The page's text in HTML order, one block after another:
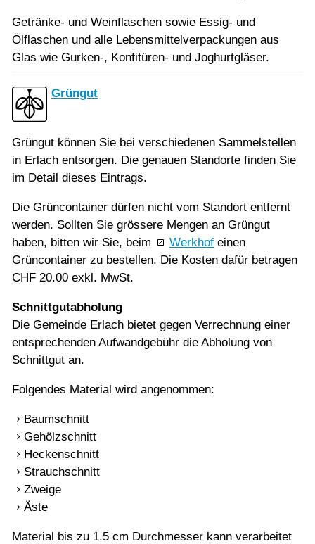
Getränke- und Weinflaschen sowie Essig- und
Ölflaschen und alle Lebensmittelverpackungen aus
Glas wie Gurken-, Konfitüren- und Joghurtgläser.
Grüngut
Grüngut können Sie bei verschiedenen Sammelstellen
in Erlach entsorgen. Die genauen Standorte finden Sie
im Detail dieses Eintrags.
Die Grüncontainer dürfen nicht vom Standort entfernt
werden. Sollten Sie grössere Mengen an Grüngut
haben, bitten wir Sie, beim
Werkhof einen
Grüncontainer zu bestellen. Die Kosten dafür betragen
CHF 20.00 exkl. MwSt.
Schnittgutabholung
Die Gemeinde Erlach bietet gegen Verrechnung einer
entsprechenden Aufwandgebühr die Abholung von
Schnittgut an.
Folgendes Material wird angenommen:
Baumschnitt
Gehölzschnitt
Heckenschnitt
Strauchschnitt
Zweige
Äste
Material bis zu 1.5 cm Durchmesser kann verarbeitet